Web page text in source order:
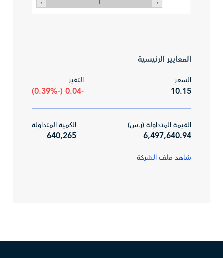
المعايير الرئيسية
السعر
10.15
التغير
-0.04 (-0.39%)
القيمة المتداولة (ر.س)
6,497,640.94
الكمية المتداولة
640,265
شاهد ملف الشركة